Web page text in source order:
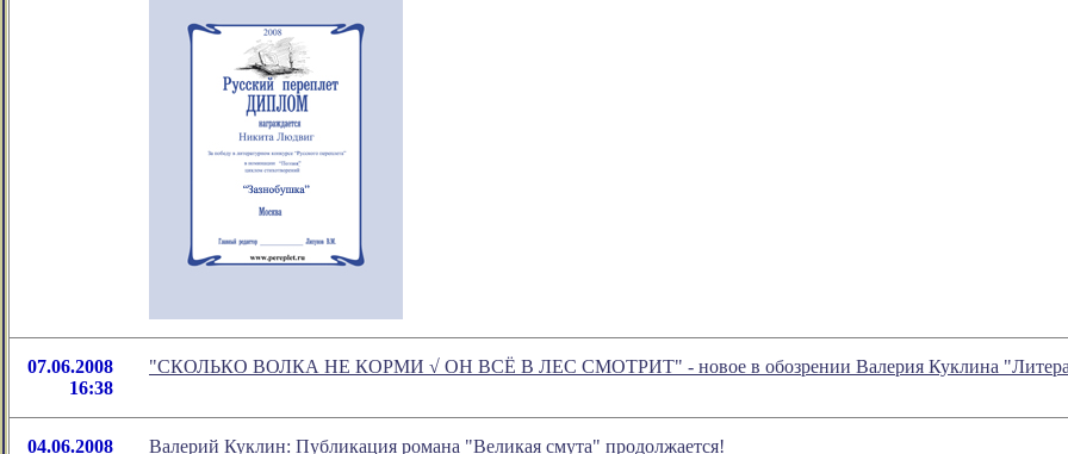
07.06.2008
16:38
"СКОЛЬКО ВОЛКА НЕ КОРМИ √ ОН ВСЁ В ЛЕС СМОТРИТ" - новое в обозрении Валерия Куклина
04.06.2008 Валерий Куклин: Публикация романа "Великая смута" продолжается!